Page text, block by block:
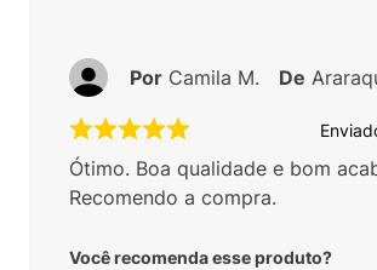
Ótimo. Boa qualidade e bom
Recomendo a compra.
Você recomenda esse produto?
Por Camila M. De